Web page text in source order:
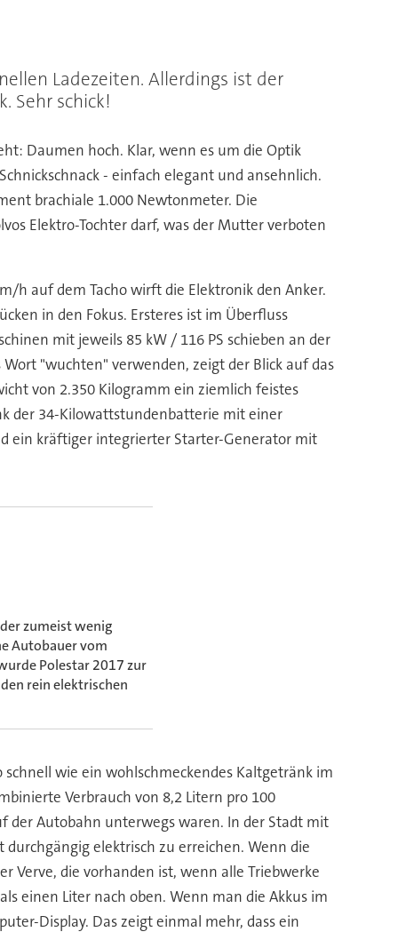
Ladezeiten. Allerdings ist der
Sehr schick!
Daumen hoch. Klar, wenn es um die Optik
- einfach elegant und ansehnlich.
brachiale 1.000 Newtonmeter. Die
Elektro-Tochter darf, was der Mutter verboten
h auf dem Tacho wirft die Elektronik den Anker.
in den Fokus. Ersteres ist im Überfluss
mit jeweils 85 kW / 116 PS schieben an der
"wuchten" verwenden, zeigt der Blick auf das
von 2.350 Kilogramm ein ziemlich feistes
der 34-Kilowattstundenbatterie mit einer
ein kräftiger integrierter Starter-Generator mit
zumeist wenig
Autobauer vom
Polestar 2017 zur
rein elektrischen
wie ein wohlschmeckendes Kaltgetränk im
Verbrauch von 8,2 Litern pro 100
der Autobahn unterwegs waren. In der Stadt mit
elektrisch zu erreichen. Wenn die
Verve, die vorhanden ist, wenn alle Triebwerke
einen Liter nach oben. Wenn man die Akkus im
Display. Das zeigt einmal mehr, dass ein